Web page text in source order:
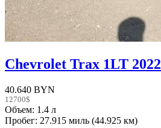
Chevrolet Trax 1LT 2022
40.640 BYN
12700$
Объем: 1.4 л
Пробег: 27.915 миль (44.925 км)